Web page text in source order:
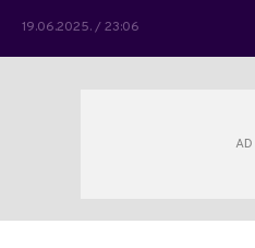
19.06.2025. / 23:06